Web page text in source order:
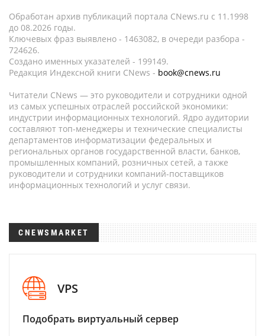
Обработан архив публикаций портала CNews.ru c 11.1998
до 08.2026 годы.
Ключевых фраз выявлено - 1463082, в очереди разбора -
724626.
Создано именных указателей - 199149.
Редакция Индексной книги CNews - book@cnews.ru
Читатели CNews — это руководители и сотрудники одной
из самых успешных отраслей российской экономики:
индустрии информационных технологий. Ядро аудитории
составляют топ-менеджеры и технические специалисты
департаментов информатизации федеральных и
региональных органов государственной власти, банков,
промышленных компаний, розничных сетей, а также
руководители и сотрудники компаний-поставщиков
информационных технологий и услуг связи.
CNEWSMARKET
VPS
Подобрать виртуальный сервер